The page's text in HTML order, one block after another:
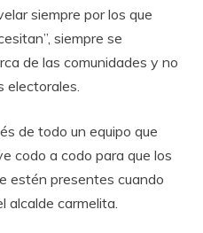
siempre por los que
siempre se
de las comunidades y no
electorales.
de todo un equipo que
codo a codo para que los
estén presentes cuando
alcalde carmelita.